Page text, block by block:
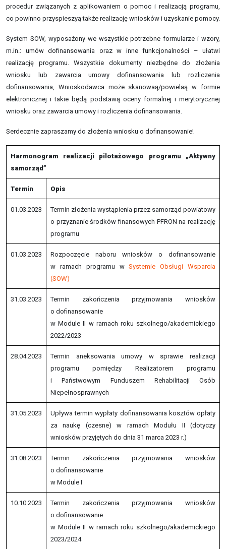
procedur związanych z aplikowaniem o pomoc i realizacją programu,
co powinno przyspieszyą także realizację wniosków i uzyskanie pomocy.
System SOW, wyposażony we wszystkie potrzebne formularze i wzory,
m.in.: umów dofinansowania oraz w inne funkcjonalności – ułatwi
realizację programu. Wszystkie dokumenty niezbędne do złożenia
wniosku lub zawarcia umowy dofinansowania lub rozliczenia
dofinansowania, Wnioskodawca może skanowaą/powielaą w formie
elektronicznej i takie będą podstawą oceny formalnej i merytorycznej
wniosku oraz zawarcia umowy i rozliczenia dofinansowania.
Serdecznie zapraszamy do złożenia wniosku o dofinansowanie!
Harmonogram realizacji pilotażowego programu „Aktywny
samorząd”
Termin Opis
01.03.2023
Termin złożenia wystąpienia przez samorząd powiatowy
o przyznanie środków finansowych PFRON na realizację
programu
01.03.2023
Rozpoczęcie naboru wniosków o dofinansowanie
w ramach programu wSystemie Obsługi Wsparcia
(SOW)
31.03.2023
Termin zakończenia przyjmowania wniosków
o dofinansowanie
w Module II w ramach roku szkolnego/akademickiego
2022/2023
28.04.2023
Termin aneksowania umowy w sprawie realizacji
programu pomiędzy Realizatorem programu
i Państwowym Funduszem Rehabilitacji Osób
Niepełnosprawnych
31.05.2023
Upływa termin wypłaty dofinansowania kosztów opłaty
za naukę (czesne) w ramach Modułu II (dotyczy
wniosków przyjętych do dnia 31 marca 2023 r.)
31.08.2023
Termin zakończenia przyjmowania wniosków
o dofinansowanie
w Module I
10.10.2023
Termin zakończenia przyjmowania wniosków
o dofinansowanie
w Module II w ramach roku szkolnego/akademickiego
2023/2024